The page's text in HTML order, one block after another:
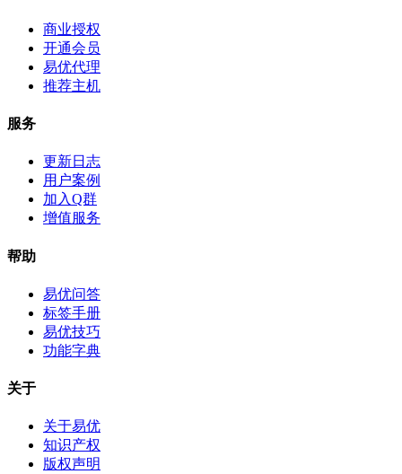
商业授权
开通会员
易优代理
推荐主机
服务
更新日志
用户案例
加入Q群
增值服务
帮助
易优问答
标签手册
易优技巧
功能字典
关于
关于易优
知识产权
版权声明